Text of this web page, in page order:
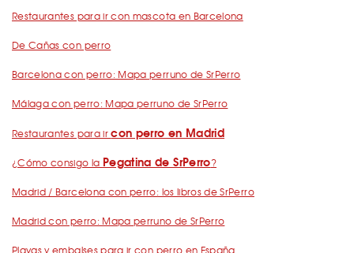
Restaurantes para ir con mascota en Barcelona
De Cañas con perro
Barcelona con perro: Mapa perruno de SrPerro
Málaga con perro: Mapa perruno de SrPerro
Restaurantes para ircon perro en Madrid
¿Cómo consigo la Pegatina de SrPerro?
Madrid / Barcelona con perro: los libros de SrPerro
Madrid con perro: Mapa perruno de SrPerro